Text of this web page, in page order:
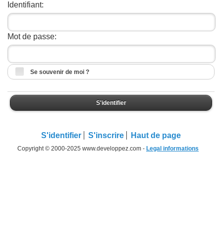
Identifiant:
Mot de passe:
Se souvenir de moi ?
S'identifier
S'identifier S'inscrire Haut de page
Copyright © 2000-2025 www.developpez.com - Legal informations